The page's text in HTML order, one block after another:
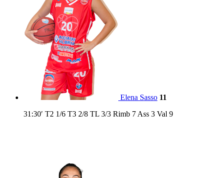
Elena Sasso 11
31:30′ T2 1/6 T3 2/8 TL 3/3 Rimb 7 Ass 3 Val 9